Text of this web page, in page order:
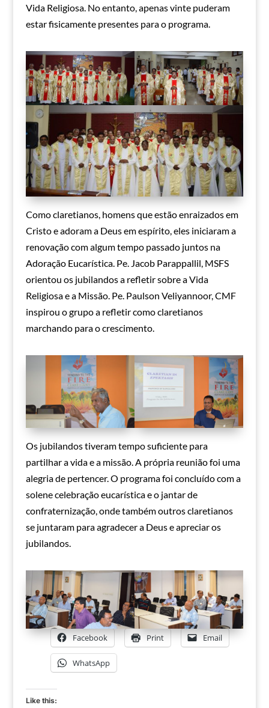
Vida Religiosa. No entanto, apenas vinte puderam
estar fisicamente presentes para o programa.
Como claretianos, homens que estão enraizados em
Cristo e adoram a Deus em espírito, eles iniciaram a
renovação com algum tempo passado juntos na
Adoração Eucarística. Pe. Jacob Parappallil, MSFS
orientou os jubilandos a refletir sobre a Vida
Religiosa e a Missão. Pe. Paulson Veliyannoor, CMF
inspirou o grupo a refletir como claretianos
marchando para o crescimento.
Os jubilandos tiveram tempo suficiente para
partilhar a vida e a missão. A própria reunião foi uma
alegria de pertencer. O programa foi concluído com a
solene celebração eucarística e o jantar de
confraternização, onde também outros claretianos
se juntaram para agradecer a Deus e apreciar os
jubilandos.
Facebook Print Email
WhatsApp
Like this: